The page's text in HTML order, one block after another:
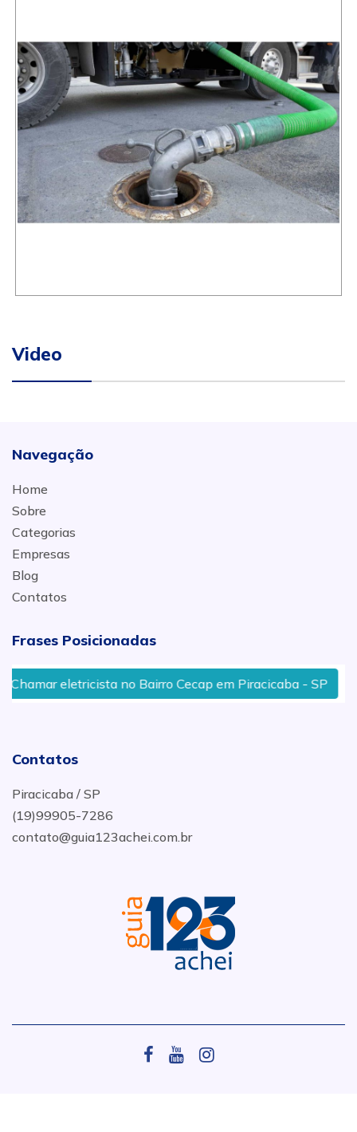
Video
Navegação
Home
Sobre
Categorias
Empresas
Blog
Contatos
Frases Posicionadas
eletricista no Bairro Cecap em Piracicaba - SP
Contatos
Piracicaba / SP
(19)99905-7286
contato@guia123achei.com.br